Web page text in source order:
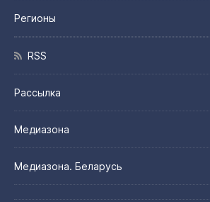
Регионы
RSS
Рассылка
Медиазона
Медиазона. Беларусь